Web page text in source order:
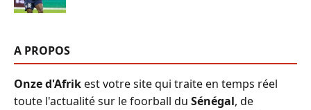
A PROPOS
Onze d'Afrikest votre site qui traite en temps réel
toute l'actualité sur le foorball du Sénégal, de